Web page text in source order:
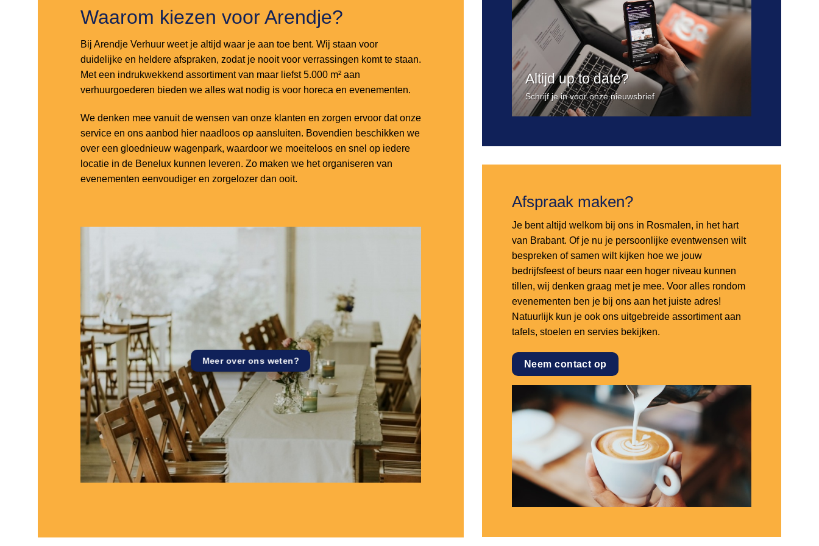
Waarom kiezen voor Arendje?
Bij Arendje Verhuur weet je altijd waar je aan toe bent. Wij staan voor
duidelijke en heldere afspraken, zodat je nooit voor verrassingen komt te staan.
Met een indrukwekkend assortiment van maar liefst 5.000 m² aan
verhuurgoederen bieden we alles wat nodig is voor horeca en evenementen.
We denken mee vanuit de wensen van onze klanten en zorgen ervoor dat onze
service en ons aanbod hier naadloos op aansluiten. Bovendien beschikken we
over een gloednieuw wagenpark, waardoor we moeiteloos en snel op iedere
locatie in de Benelux kunnen leveren. Zo maken we het organiseren van
evenementen eenvoudiger en zorgelozer dan ooit.
Meer over ons weten?
Altijd up to date?
Schrijf je in voor onze nieuwsbrief
Afspraak maken?
Je bent altijd welkom bij ons in Rosmalen, in het hart
van Brabant. Of je nu je persoonlijke eventwensen wilt
bespreken of samen wilt kijken hoe we jouw
bedrijfsfeest of beurs naar een hoger niveau kunnen
tillen, wij denken graag met je mee. Voor alles rondom
evenementen ben je bij ons aan het juiste adres!
Natuurlijk kun je ook ons uitgebreide assortiment aan
tafels, stoelen en servies bekijken.
Neem contact op